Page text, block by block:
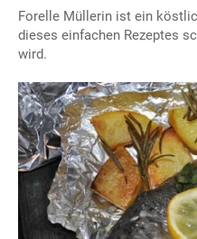
Forelle Müllerin ist ein
dieses einfachen Rezeptes
wird.